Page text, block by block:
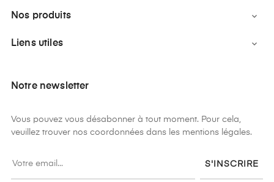
Nos produits 
Liens utiles 
Notre newsletter
Vous pouvez vous désabonner à tout moment. Pour cela,
veuillez trouver nos coordonnées dans les mentions légales.
S'INSCRIRE